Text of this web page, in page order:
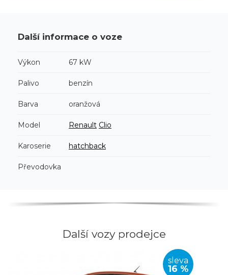
Další informace o voze
Výkon 67 kW
Palivo benzín
Barva oranžová
Model Renault Clio
Karoserie hatchback
Převodovka
Další vozy prodejce
sleva
16 %